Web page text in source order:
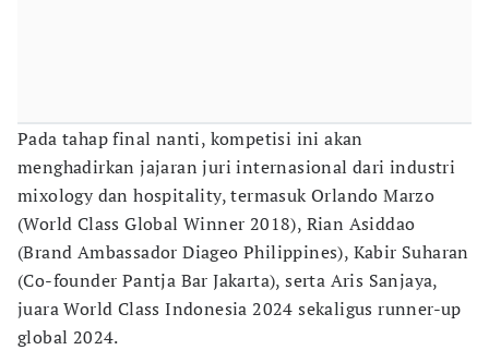
Pada tahap final nanti, kompetisi ini akan
menghadirkan jajaran juri internasional dari industri
mixology dan hospitality, termasuk Orlando Marzo
(World Class Global Winner 2018), Rian Asiddao
(Brand Ambassador Diageo Philippines), Kabir Suharan
(Co-founder Pantja Bar Jakarta), serta Aris Sanjaya,
juara World Class Indonesia 2024 sekaligus runner-up
global 2024.